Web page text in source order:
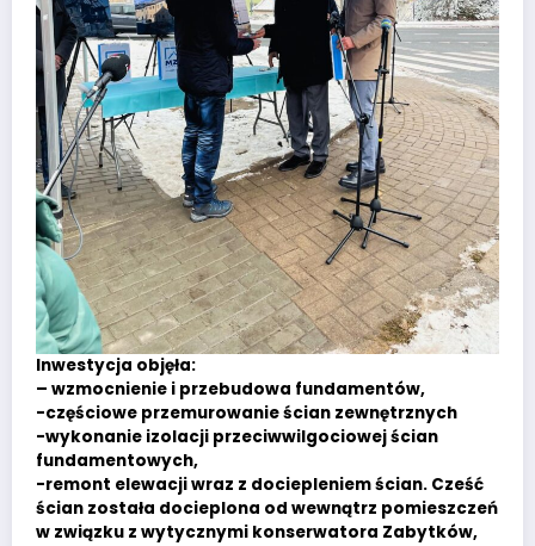
Inwestycja objęła:
– wzmocnienie i przebudowa fundamentów,
-częściowe przemurowanie ścian zewnętrznych
-wykonanie izolacji przeciwwilgociowej ścian
fundamentowych,
-remont elewacji wraz z dociepleniem ścian. Cześć
ścian została docieplona od wewnątrz pomieszczeń
w związku z wytycznymi konserwatora Zabytków,